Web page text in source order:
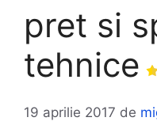
pret si
tehnice
19 aprilie 2017 de